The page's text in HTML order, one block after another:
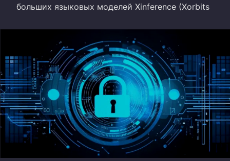
больших языковых моделей Xinference (Xorbits